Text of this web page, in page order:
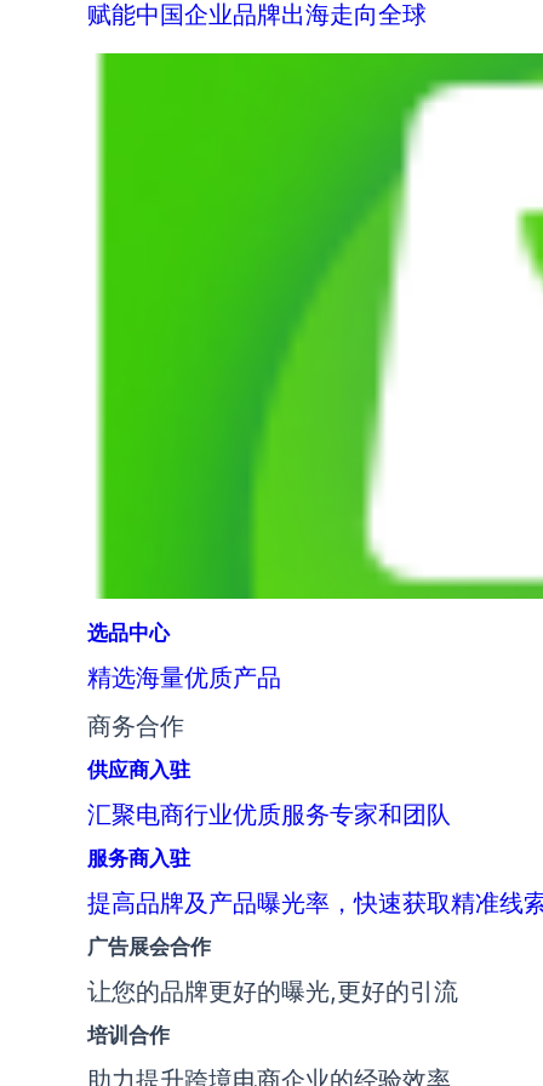
赋能中国企业品牌出海走向全球
选品中心
精选海量优质产品
商务合作
供应商入驻
汇聚电商行业优质服务专家和团队
服务商入驻
提高品牌及产品曝光率，快速获取精准线
广告展会合作
让您的品牌更好的曝光,更好的引流
培训合作
助力提升跨境电商企业的经验效率